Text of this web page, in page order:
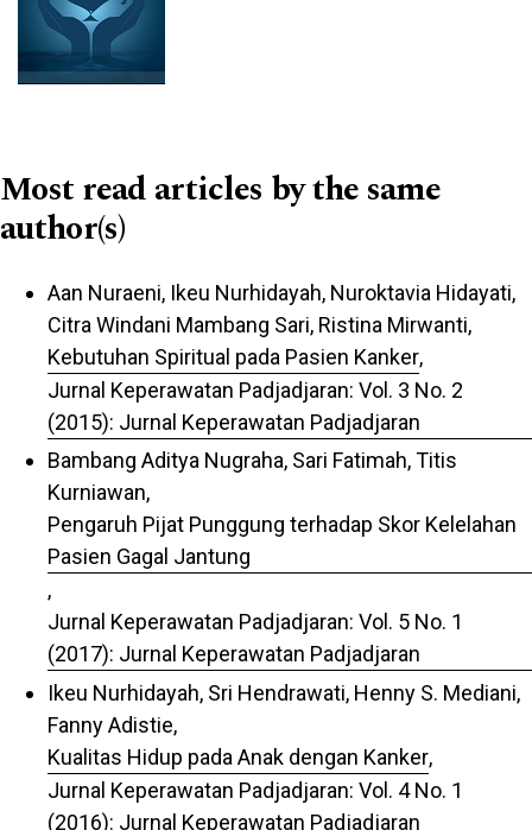
Most read articles by the same
author(s)
Aan Nuraeni, Ikeu Nurhidayah, Nuroktavia Hidayati,
Citra Windani Mambang Sari, Ristina Mirwanti,
Kebutuhan Spiritual pada Pasien Kanker,
Jurnal Keperawatan Padjadjaran: Vol. 3 No. 2
(2015): Jurnal Keperawatan Padjadjaran
Bambang Aditya Nugraha, Sari Fatimah, Titis
Kurniawan,
Pengaruh Pijat Punggung terhadap Skor Kelelahan
Pasien Gagal Jantung
,
Jurnal Keperawatan Padjadjaran: Vol. 5 No. 1
(2017): Jurnal Keperawatan Padjadjaran
Ikeu Nurhidayah, Sri Hendrawati, Henny S. Mediani,
Fanny Adistie,
Kualitas Hidup pada Anak dengan Kanker,
Jurnal Keperawatan Padjadjaran: Vol. 4 No. 1
(2016): Jurnal Keperawatan Padjadjaran